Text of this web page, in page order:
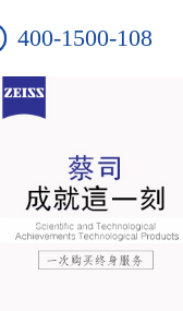
400-1500-108